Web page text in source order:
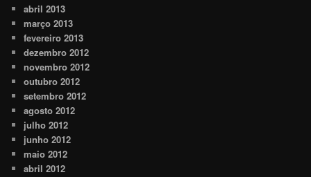
abril 2013
março 2013
fevereiro 2013
dezembro 2012
novembro 2012
outubro 2012
setembro 2012
agosto 2012
julho 2012
junho 2012
maio 2012
abril 2012